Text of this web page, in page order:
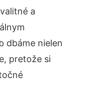
a
dbáme nielen
pretože si